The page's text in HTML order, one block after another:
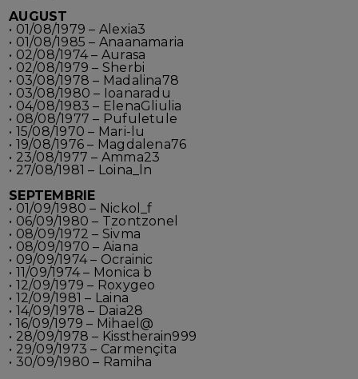
AUGUST
• 01/08/1979 – Alexia3
• 01/08/1985 – Anaanamaria
• 02/08/1974 – Aurasa
• 02/08/1979 – Sherbi
• 03/08/1978 – Madalina78
• 03/08/1980 – Ioanaradu
• 04/08/1983 – ElenaGliulia
• 08/08/1977 – Pufuletule
• 15/08/1970 – Mari-lu
• 19/08/1976 – Magdalena76
• 23/08/1977 – Amma23
• 27/08/1981 – Loina_ln
SEPTEMBRIE
• 01/09/1980 – Nickol_f
• 06/09/1980 – Tzontzonel
• 08/09/1972 – Sivma
• 08/09/1970 – Aiana
• 09/09/1974 – Ocrainic
• 11/09/1974 – Monica b
• 12/09/1979 – Roxygeo
• 12/09/1981 – Laina
• 14/09/1978 – Daia28
• 16/09/1979 – Mihael@
• 28/09/1978 – Kisstherain999
• 29/09/1973 – Carmençita
• 30/09/1980 – Ramiha